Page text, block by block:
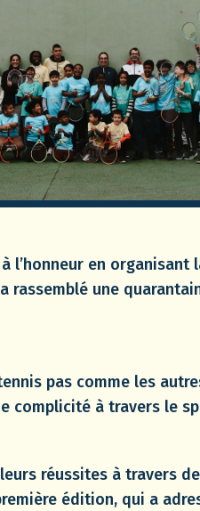
l’honneur en
rassemblé une
pas comme les
complicité à travers le
réussites à travers
édition, qui a